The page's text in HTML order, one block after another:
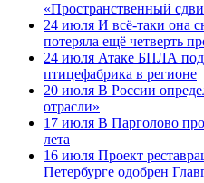
«Пространственный
24 июля И всё-таки она
потеряла ещё четверть
24 июля Атаке БПЛА
птицефабрика в регионе
20 июля В России
отрасли»
17 июля В Парголово
лета
16 июля Проект
Петербурге одобрен